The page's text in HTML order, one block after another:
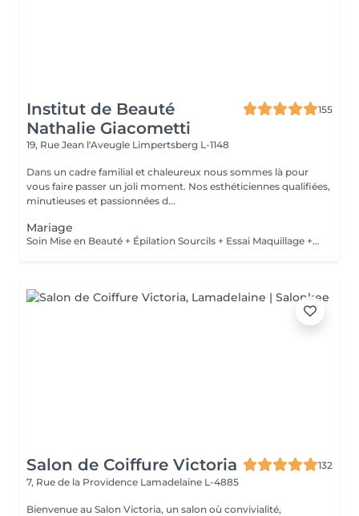
Institut de Beauté
Nathalie Giacometti
155
19, Rue Jean l'Aveugle Limpertsberg L-1148
Dans un cadre familial et chaleureux nous sommes là pour
vous faire passer un joli moment. Nos esthéticiennes qualifiées,
minutieuses et passionnées d...
Mariage
Soin Mise en Beauté + Épilation Sourcils + Essai Maquillage + Maquillage Jour J + Soin des Mains
Salon de Coiffure Victoria
132
7, Rue de la Providence Lamadelaine L-4885
Bienvenue au Salon Victoria, un salon où convivialité,